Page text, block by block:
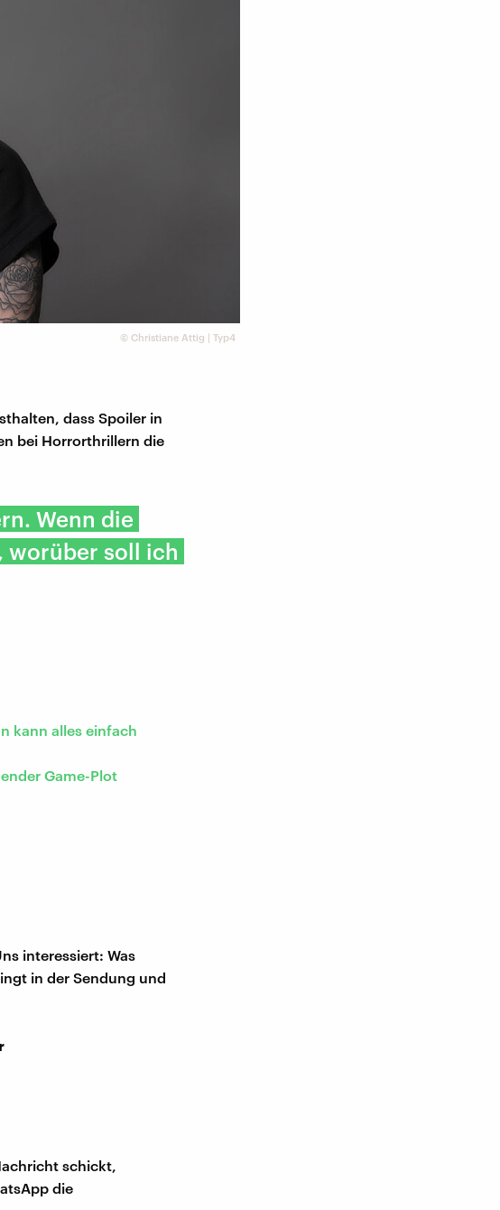
© Christiane Attig | Typ4
dass Spoiler in
bei Horrorthrillern die
Wenn die
worüber soll ich
kann alles einfach
Game-Plot
interessiert: Was
in der Sendung und
schickt,
die